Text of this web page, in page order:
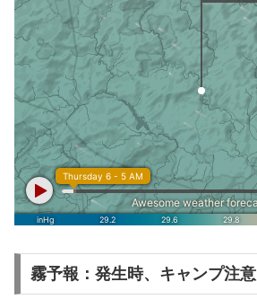
霧予報：発生時、キャンプ注意